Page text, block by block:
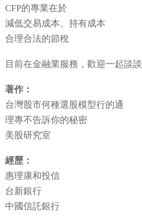
CFP的專業在於
減低交易成本、持有成本
合理合法的節稅
目前在金融業服務，歡迎一起談談
著作：
台灣股市何種選股模型行的通
理專不告訴你的秘密
美股研究室
經歷：
惠理康和投信
台新銀行
中國信託銀行